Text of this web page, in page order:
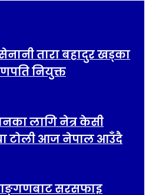
तारा बहादुर खड्का
नियुक्त
लागि नेत्र केसी
टोली आज नेपाल आउँदै
सरसफाइ